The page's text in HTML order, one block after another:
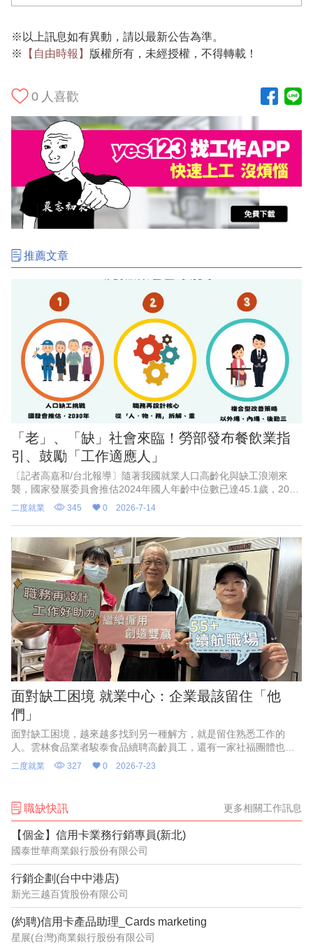
※以上訊息如有異動，請以最新公告為準。
※
【自由時報】 版權所有，未經授權，不得轉載！
0 人喜歡
推薦文章
「老」、「缺」社會來臨！勞部發布餐飲業指
引、鼓勵「工作適應人」
〔記者高嘉和/台北報導〕隨著我國就業人口高齡化與缺工浪潮來
襲，國家發展委員會推估2024年國人年齡中位數已達45.1歲，2030
年更將進一步升至48.7歲。面對「老」與「缺」的社會進行式，勞
動力發展署
二度就業 345 0 2026-7-14
面對缺工困境 就業中心：企業最該留住「他
們」
面對缺工困境，越來越多找到另一種解方，就是留住熟悉工作的
人。雲林食品業者駿泰食品續聘高齡員工，還有一家社福團體也是
留住老員工，不僅解決缺工，且穩定生產力。
二度就業 327 0 2026-7-23
職缺快訊 更多相關工作訊息
【個金】信用卡業務行銷專員(新北)
國泰世華商業銀行股份有限公司
行銷企劃(台中中港店)
新光三越百貨股份有限公司
(約聘)信用卡產品助理_Cards marketing
星展(台灣)商業銀行股份有限公司